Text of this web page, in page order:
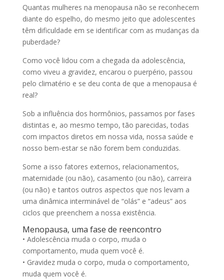
Quantas mulheres na menopausa não se reconhecem
diante do espelho, do mesmo jeito que adolescentes
têm dificuldade em se identificar com as mudanças da
puberdade?
Como você lidou com a chegada da adolescência,
como viveu a gravidez, encarou o puerpério, passou
pelo climatério e se deu conta de que a menopausa é
real?
Sob a influência dos hormônios, passamos por fases
distintas e, ao mesmo tempo, tão parecidas, todas
com impactos diretos em nossa vida, nossa saúde e
nosso bem-estar se não forem bem conduzidas.
Some a isso fatores externos, relacionamentos,
maternidade (ou não), casamento (ou não), carreira
(ou não) e tantos outros aspectos que nos levam a
uma dinâmica interminável de “olás” e “adeus” aos
ciclos que preenchem a nossa existência.
Menopausa, uma fase de reencontro
• Adolescência muda o corpo, muda o
comportamento, muda quem você é.
• Gravidez muda o corpo, muda o comportamento,
muda quem você é.